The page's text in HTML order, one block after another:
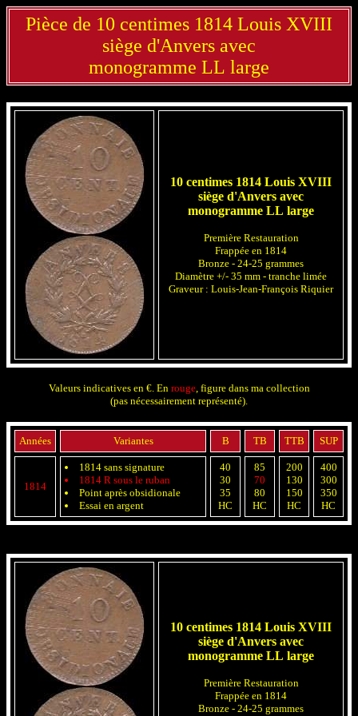
Pièce de 10 centimes 1814 Louis XVIII
siège d'Anvers avec
monogramme LL large
10 centimes 1814 Louis XVIII
siège d'Anvers avec
monogramme LL large
Première Restauration
Frappée en 1814
Bronze - 24-25 grammes
Diamètre +/- 35 mm - tranche limée
Graveur : Louis-Jean-François Riquier
Valeurs indicatives en €. En rouge, figure dans ma collection
(pas nécessairement représenté).
Années Variantes B TB TTB SUP
1814
1814 sans signature
1814 R sous le ruban
Point après obsidionale
Essai en argent
40
30
35
HC
85
70
80
HC
200
130
150
HC
400
300
350
HC
10 centimes 1814 Louis XVIII
siège d'Anvers avec
monogramme LL large
Première Restauration
Frappée en 1814
Bronze - 24-25 grammes